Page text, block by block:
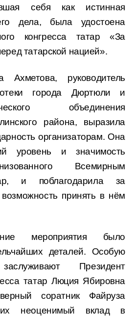
себя как истинная
дела, была удостоена
конгресса татар «За
татарской нацией».
Ахметова, руководитель
города Дюртюли и
объединения
района, выразила
организаторам. Она
уровень и значимость
Всемирным
и поблагодарила за
принять в нём
мероприятия было
деталей. Особую
Президент
татар Люция Ябировна
соратник Файруза
неоценимый вклад в